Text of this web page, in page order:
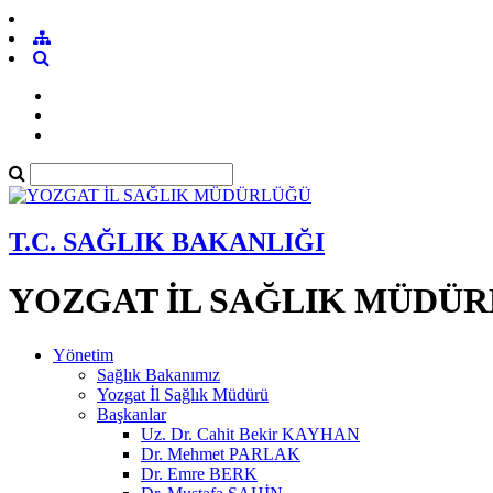
T.C. SAĞLIK BAKANLIĞI
YOZGAT İL SAĞLIK
Yönetim
Sağlık Bakanımız
Yozgat İl Sağlık Müdürü
Başkanlar
Uz. Dr. Cahit Bekir KAYHAN
Dr. Mehmet PARLAK
Dr. Emre BERK